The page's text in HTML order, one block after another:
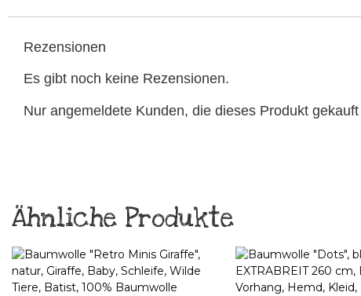
Rezensionen
Es gibt noch keine Rezensionen.
Nur angemeldete Kunden, die dieses Produkt
Ähnliche Produkte